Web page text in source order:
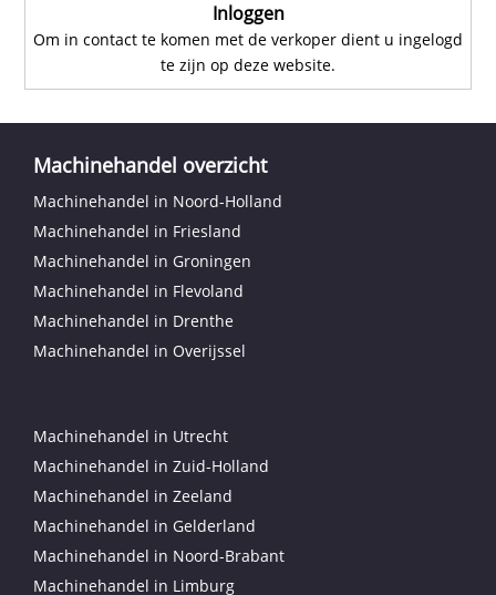
Inloggen
Om in contact te komen met de verkoper dient u ingelogd
te zijn op deze website.
Machinehandel overzicht
Machinehandel in Noord-Holland
Machinehandel in Friesland
Machinehandel in Groningen
Machinehandel in Flevoland
Machinehandel in Drenthe
Machinehandel in Overijssel
Machinehandel in Utrecht
Machinehandel in Zuid-Holland
Machinehandel in Zeeland
Machinehandel in Gelderland
Machinehandel in Noord-Brabant
Machinehandel in Limburg